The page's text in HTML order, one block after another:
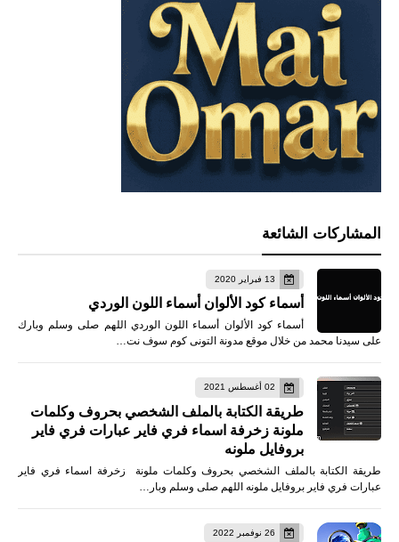
المشاركات الشائعة
13 فبراير 2020
أسماء كود الألوان أسماء اللون الوردي
أسماء كود الألوان أسماء اللون الوردي اللهم صلى وسلم وبارك
على سيدنا محمد من خلال موقع مدونة التونى كوم سوف نت…
02 أغسطس 2021
طريقة الكتابة بالملف الشخصي بحروف وكلمات
ملونة زخرفة اسماء فري فاير عبارات فري فاير
بروفايل ملونه
طريقة الكتابة بالملف الشخصي بحروف وكلمات ملونة زخرفة اسماء فري فاير
عبارات فري فاير بروفايل ملونه اللهم صلى وسلم وبار…
26 نوفمبر 2022